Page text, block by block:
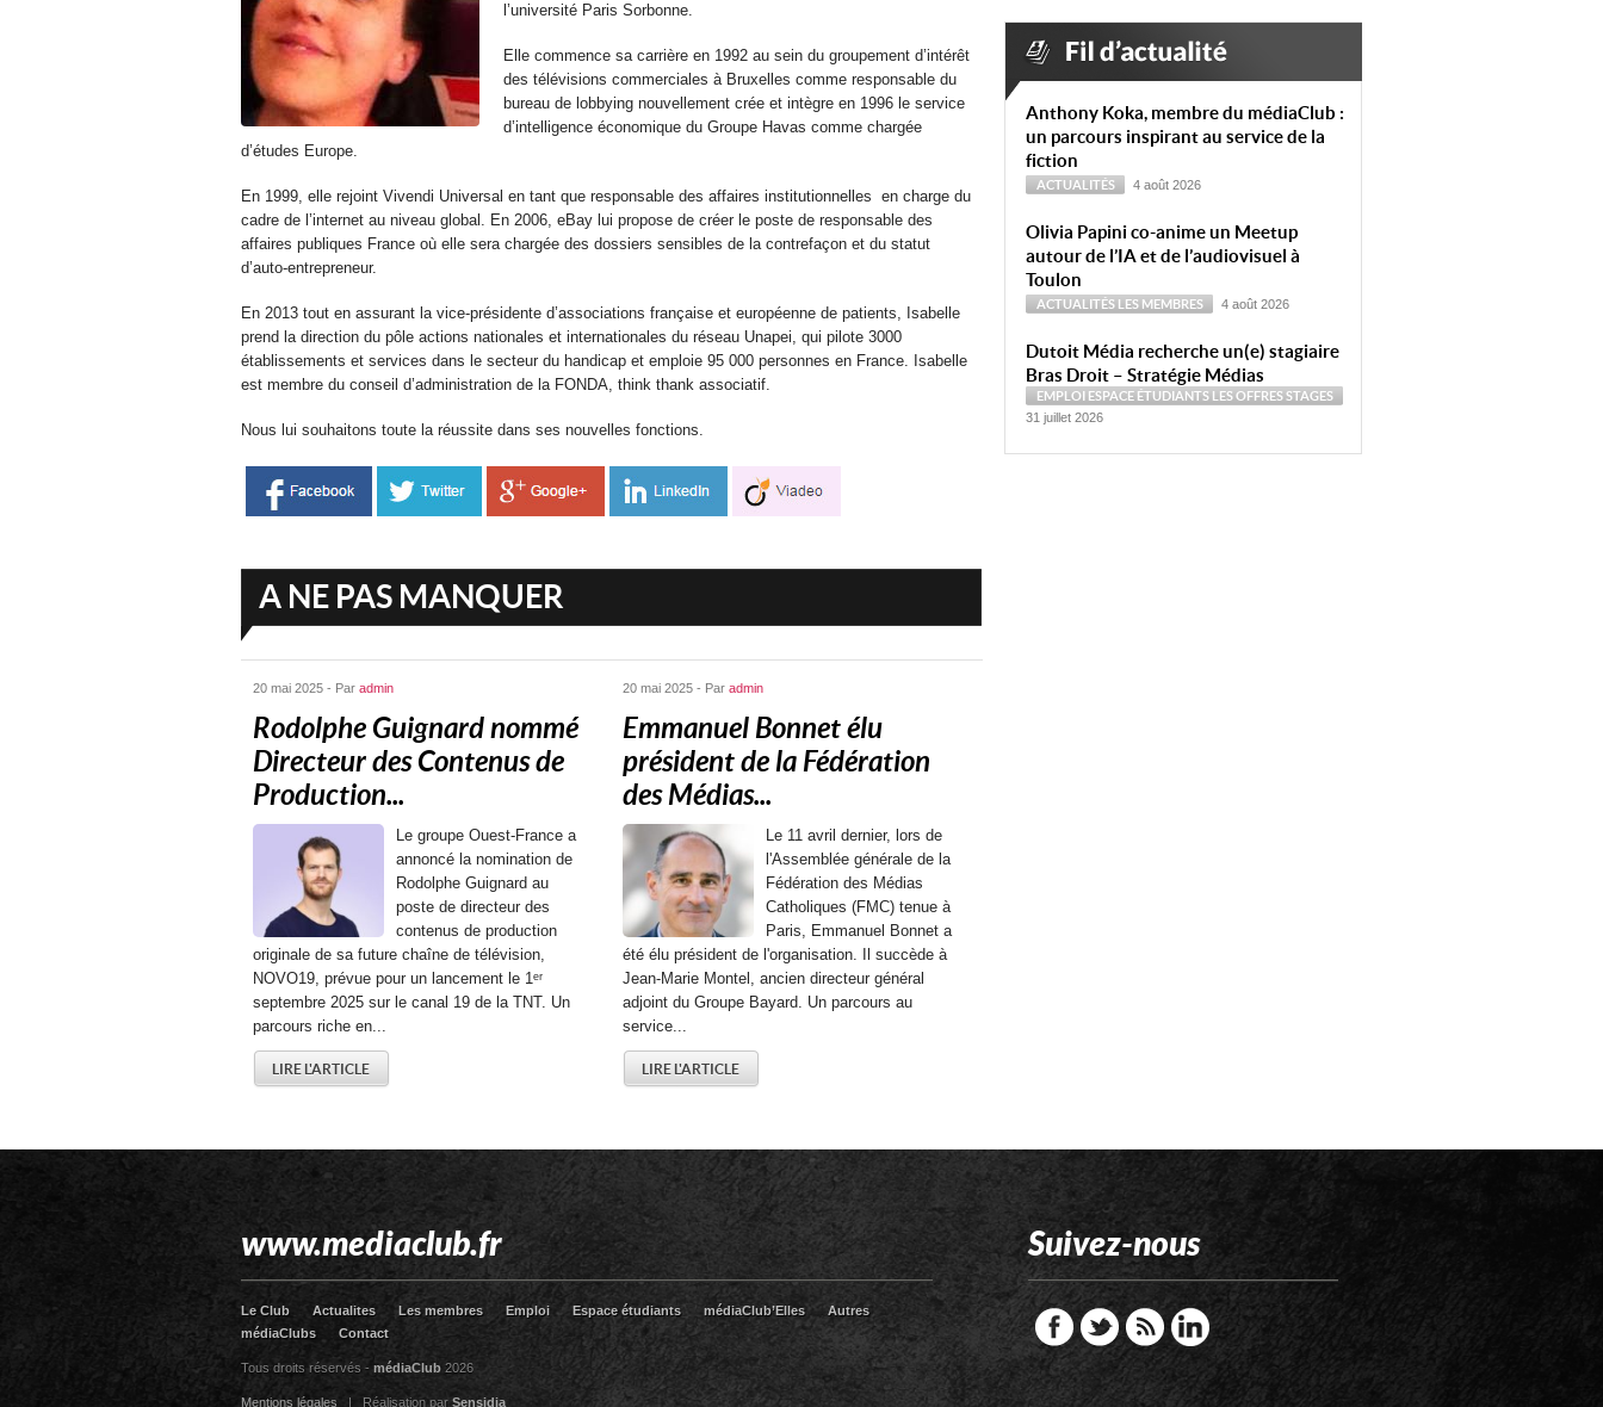
l’université Paris Sorbonne.
Elle commence sa carrière en 1992 au sein du groupement d’intérêt
des télévisions commerciales à Bruxelles comme responsable du
bureau de lobbying nouvellement crée et intègre en 1996 le service
d’intelligence économique du Groupe Havas comme chargée
d’études Europe.
En 1999, elle rejoint Vivendi Universal en tant que responsable des affaires institutionnelles en charge du
cadre de l’internet au niveau global. En 2006, eBay lui propose de créer le poste de responsable des
affaires publiques France où elle sera chargée des dossiers sensibles de la contrefaçon et du statut
d’auto-entrepreneur.
En 2013 tout en assurant la vice-présidente d’associations française et européenne de patients, Isabelle
prend la direction du pôle actions nationales et internationales du réseau Unapei, qui pilote 3000
établissements et services dans le secteur du handicap et emploie 95 000 personnes en France. Isabelle
est membre du conseil d’administration de la FONDA, think thank associatif.
Nous lui souhaitons toute la réussite dans ses nouvelles fonctions.
A NE PAS MANQUER
20 mai 2025 - Par admin
Rodolphe Guignard nommé
Directeur des Contenus de
Production...
Le groupe Ouest-France a
annoncé la nomination de
Rodolphe Guignard au
poste de directeur des
contenus de production
originale de sa future chaîne de télévision,
NOVO19, prévue pour un lancement le 1ᵉʳ
septembre 2025 sur le canal 19 de la TNT. Un
parcours riche en...
LIRE L'ARTICLE
20 mai 2025 - Par admin
Emmanuel Bonnet élu
président de la Fédération
des Médias...
Le 11 avril dernier, lors de
l'Assemblée générale de la
Fédération des Médias
Catholiques (FMC) tenue à
Paris, Emmanuel Bonnet a
été élu président de l'organisation. Il succède à
Jean-Marie Montel, ancien directeur général
adjoint du Groupe Bayard. Un parcours au
service...
LIRE L'ARTICLE
Anthony Koka, membre du médiaClub :
un parcours inspirant au service de la
fiction
ACTUALITÉS 4 août 2026
Olivia Papini co-anime un Meetup
autour de l’IA et de l’audiovisuel à
Toulon
ACTUALITÉS LES MEMBRES 4 août 2026
Dutoit Média recherche un(e) stagiaire
Bras Droit – Stratégie Médias
EMPLOI ESPACE ÉTUDIANTS LES OFFRESSTAGES
31 juillet 2026
www.mediaclub.fr
Le Club Actualites Les membres Emploi Espace étudiants médiaClub’Elles
Autres
médiaClubs
Contact
Tous droits réservés - médiaClub 2026
Mentions légales | Réalisation par Sensidia
Suivez-nous
FacebookTwitter RSS LinkedIn